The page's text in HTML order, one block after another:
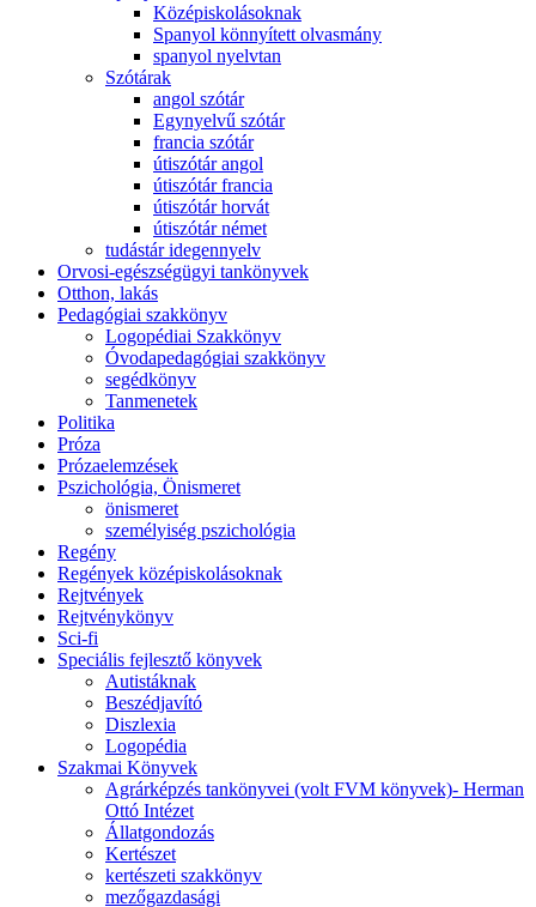
Középiskolásoknak
Spanyol könnyített olvasmány
spanyol nyelvtan
Szótárak
angol szótár
Egynyelvű szótár
francia szótár
útiszótár angol
útiszótár francia
útiszótár horvát
útiszótár német
tudástár idegennyelv
Orvosi-egészségügyi tankönyvek
Otthon, lakás
Pedagógiai szakkönyv
Logopédiai Szakkönyv
Óvodapedagógiai szakkönyv
segédkönyv
Tanmenetek
Politika
Próza
Prózaelemzések
Pszichológia, Önismeret
önismeret
személyiség pszichológia
Regény
Regények középiskolásoknak
Rejtvények
Rejtvénykönyv
Sci-fi
Speciális fejlesztő könyvek
Autistáknak
Beszédjavító
Diszlexia
Logopédia
Szakmai Könyvek
Agrárképzés tankönyvei (volt FVM könyvek)- Herman
Ottó Intézet
Állatgondozás
Kertészet
kertészeti szakkönyv
mezőgazdasági